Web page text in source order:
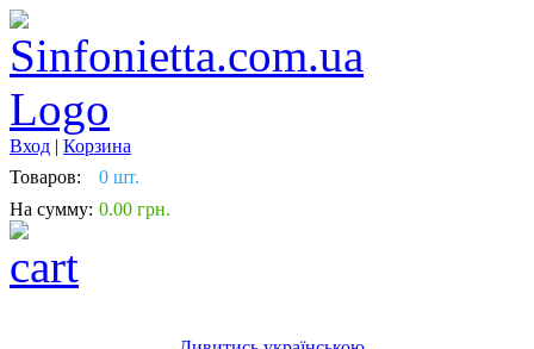
Вход | Корзина
Товаров:
0 шт.
На сумму: 0.00 грн.